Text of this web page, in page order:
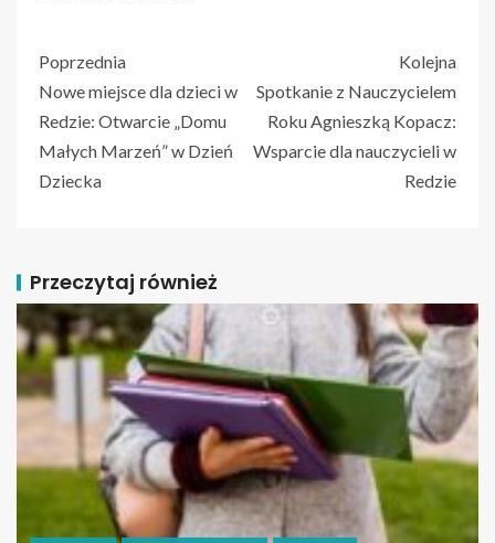
Poprzednia
Nowe miejsce dla dzieci w
Redzie: Otwarcie „Domu
Małych Marzeń” w Dzień
Dziecka
Kolejna
Spotkanie z Nauczycielem
Roku Agnieszką Kopacz:
Wsparcie dla nauczycieli w
Redzie
Przeczytaj również